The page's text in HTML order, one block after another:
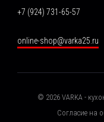
+7 (924) 731-65-57
online-shop@varka25.ru
© 2026VARKA -
Согласие на